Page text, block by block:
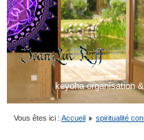
keyoha organisation
Vous êtes ici : Accueil spiritualité